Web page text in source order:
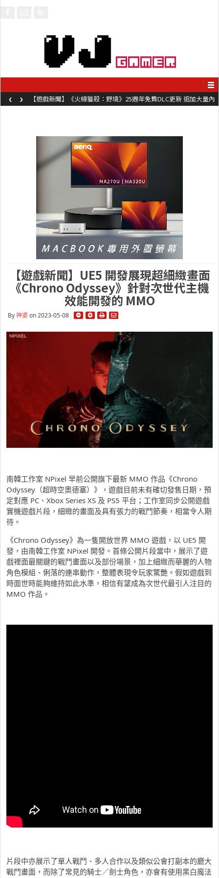
【遊戲新聞】《火線獵殺：野境》25週年免費DLC更新 追加大量內
容同時系舊作限時超平價折扣
‹ ›
【遊戲新聞】UE5 開發展現超細緻畫面
《Chrono Odyssey》針對次世代主機
效能開發的 MMO
By神婆on 2023-05-08
南韓工作室 NPixel 早前公開旗下最新 MMO 作品《Chrono
Odyssey（超時空奧德塞）》，遊戲目前未有確切發售日期，預
定對應 PC、Xbox Series XS 及 PS5 平台；工作室同步公開遊戲
實機遊戲片段，細緻的畫面及具有張力的戰鬥節奏，相當令人期
待。
《Chrono Odyssey》為一隻開放世界 MMO 遊戲，以 UE5 開
發，由南韓工作室 NPixel 開發。首條公開片段當中，展示了遊
戲裡面最關鍵的戰鬥畫面以及部份場景，加上細緻而華麗的人物
角色模組、俐落的連串動作，整體表現令玩家驚艷。假如遊戲到
時面世時能夠維持如此水準，相信有望成為次世代最引人注目的
MMO 作品。
片段中亦展示了單人戰鬥、多人合作以及類似公會打副本的廳大
戰鬥畫面，而除了常見的騎士／劍士角色，亦會有使用黑白魔法